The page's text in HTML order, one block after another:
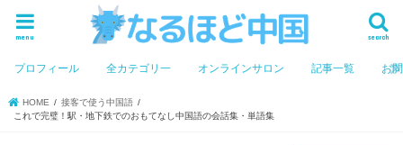
search
menu
プロフィール 全カテゴリ一 オンラインサロン 記事一覧 お
HOME
接客で使う中国語
これで完璧！駅・地下鉄でのおもてなし中国語の会話集・単語集